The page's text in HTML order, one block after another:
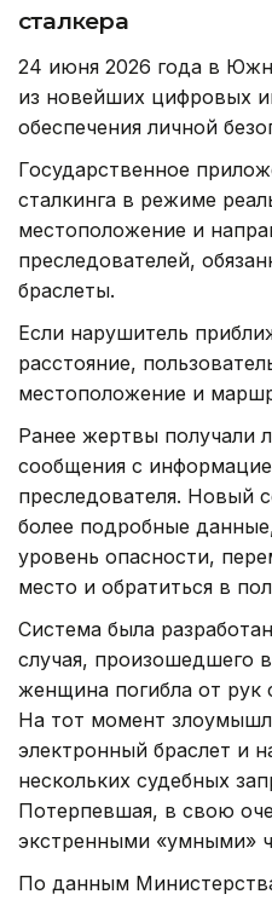
сталкера
24 июня 2026 года в
из новейших цифровых
обеспечения личной
Государственное
сталкинга в режиме
местоположение и
преследователей,
браслеты.
Если нарушитель
расстояние,
местоположение и
Ранее жертвы получали
сообщения с
преследователя. Новый
более подробные
уровень опасности,
место и обратиться в
Система была
случая, произошедшего
женщина погибла от рук
На тот момент
электронный браслет и
нескольких судебных
Потерпевшая, в свою
экстренными «умными»
По данным